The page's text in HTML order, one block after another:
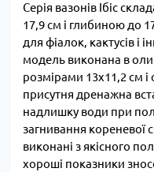
Серія вазонів Ібіс
17,9 см і глибиною до
для фіалок, кактусів і
модель виконана в
розмірами 13х11,2 см
присутня дренажна
надлишку води при
загнивання кореневої
виконані з якісного
хороші показники